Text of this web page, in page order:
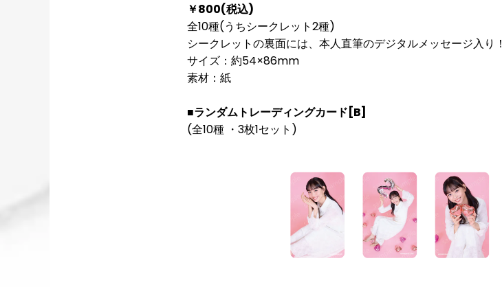
￥800(税込)
全10種(うちシークレット2種)
シークレットの裏面には、本人直筆のデジタルメッセージ入り！
サイズ：約54×86mm
素材：紙
■ランダムトレーディングカード[B]
(全10種 ・3枚1セット)